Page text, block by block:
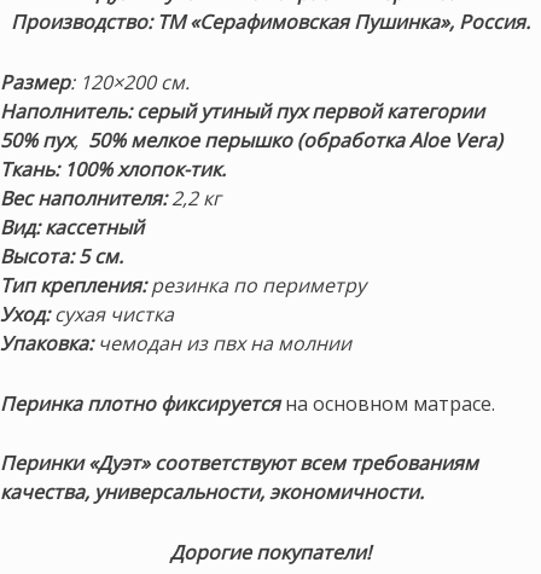
Производство: ТМ «Серафимовская Пушинка», Россия.
Размер: 120×200 см.
Наполнитель: серый утиный пух первой категории
50% пух, 50% мелкое перышко (обработка Aloe Vera)
Ткань: 100% хлопок-тик.
Вес наполнителя:2,2 кг
Вид: кассетный
Высота: 5 см.
Тип крепления:резинка по периметру
Уход:сухая чистка
Упаковка:чемодан из пвх на молнии
Перинка плотно фиксируется на основном матрасе.
Перинки «Дуэт» соответствуют всем требованиям
качества, универсальности, экономичности.
Дорогие покупатели!